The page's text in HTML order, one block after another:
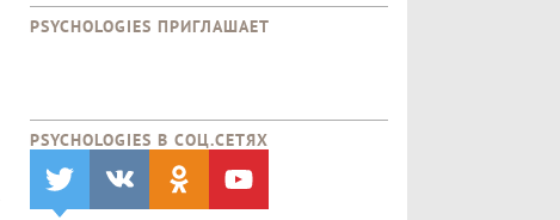
PSYCHOLOGIES ПРИГЛАШАЕТ
PSYCHOLOGIES В CОЦ.СЕТЯХ